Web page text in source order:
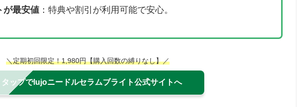
が最安値：特典や割引が利用可能で安心。
＼定期初回限定！1,980円【購入回数の縛りなし】／
タップでlujoニードルセラムブライト公式サイトへ